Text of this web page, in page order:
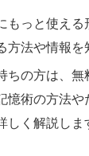
もっと使え
方法や情報を
ちの方は、無
憶術の方法
く解説しま